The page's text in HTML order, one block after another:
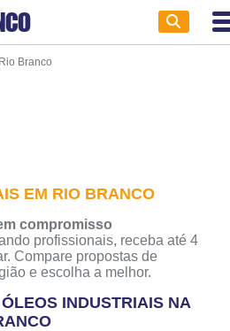
Branco
EM RIO BRANCO
compromisso
profissionais, receba até 4
Compare propostas de
e escolha a melhor.
INDUSTRIAIS NA